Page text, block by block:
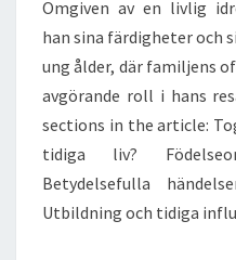
Omgiven av en livlig
han sina färdigheter och
ung ålder, där familjens
avgörande roll i hans
sections in the article:
tidiga liv?
Betydelsefulla
Utbildning och tidiga